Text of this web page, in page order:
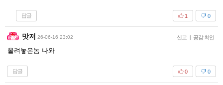
답글 0
1
맛저 26-06-16 23:02 신고 | 공감 확인
올려놓은놈 나와
답글 0
0